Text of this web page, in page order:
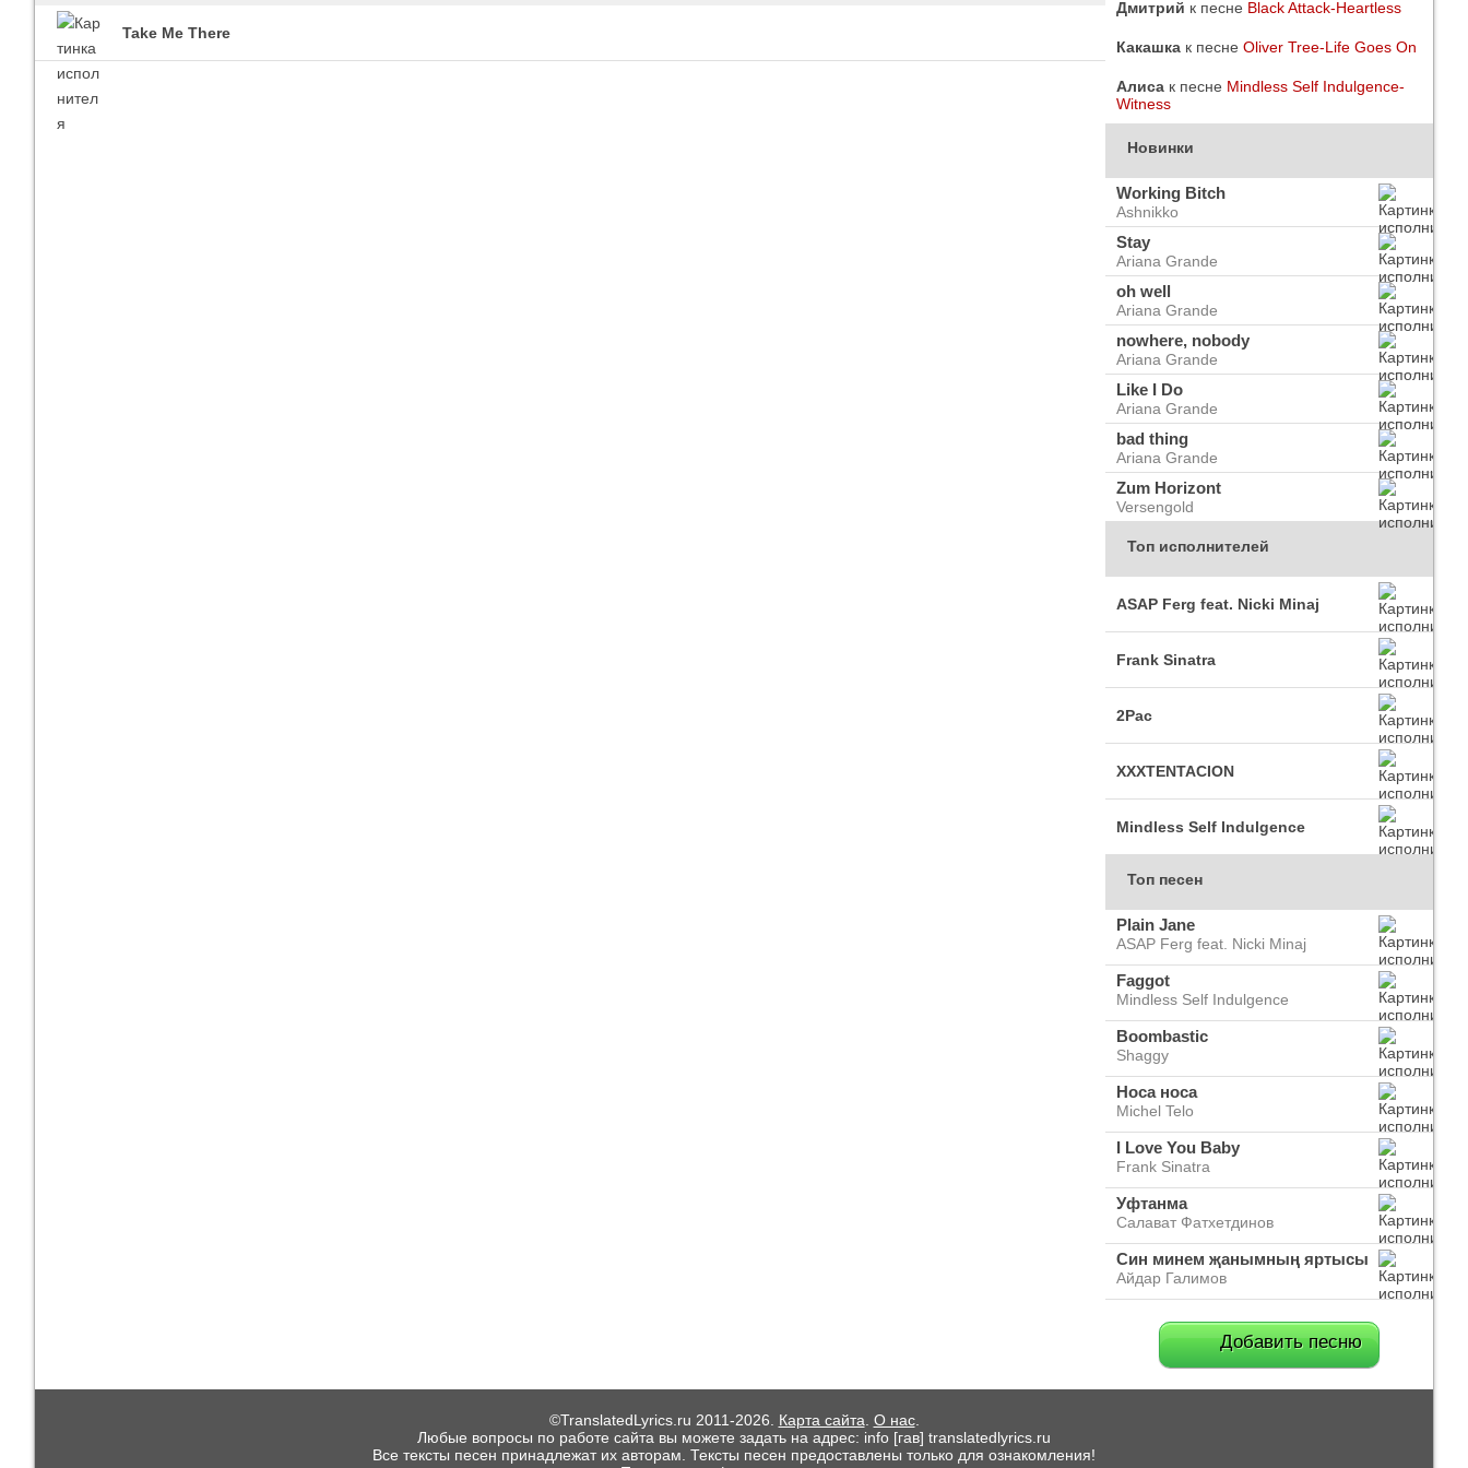
Take Me There
Дмитрий к песне Black Attack-Heartless
Какашка к песне Oliver Tree-Life Goes On
Алиса к песне Mindless Self Indulgence-
Witness
Новинки
Working Bitch
Ashnikko
Stay
Ariana Grande
oh well
Ariana Grande
nowhere, nobody
Ariana Grande
Like I Do
Ariana Grande
bad thing
Ariana Grande
Zum Horizont
Versengold
Топ исполнителей
ASAP Ferg feat. Nicki Minaj
Frank Sinatra
2Pac
XXXTENTACION
Mindless Self Indulgence
Топ песен
Plain Jane
ASAP Ferg feat. Nicki Minaj
Faggot
Mindless Self Indulgence
Boombastic
Shaggy
Носа носа
Michel Telo
I Love You Baby
Frank Sinatra
Уфтанма
Салават Фатхетдинов
Син минем җанымның яртысы
Айдар Галимов
Добавить песню
©TranslatedLyrics.ru 2011-2026. Карта сайта О нас.
Любые вопросы по работе сайта вы можете задать на адрес: info [гав] translatedlyrics.ru
Все тексты песен принадлежат их авторам. Тексты песен предоставлены только для ознакомления!